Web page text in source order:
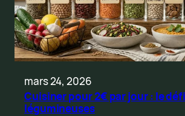
mars 24, 2026
Cuisiner pour 2€ par jour : le
légumineuses